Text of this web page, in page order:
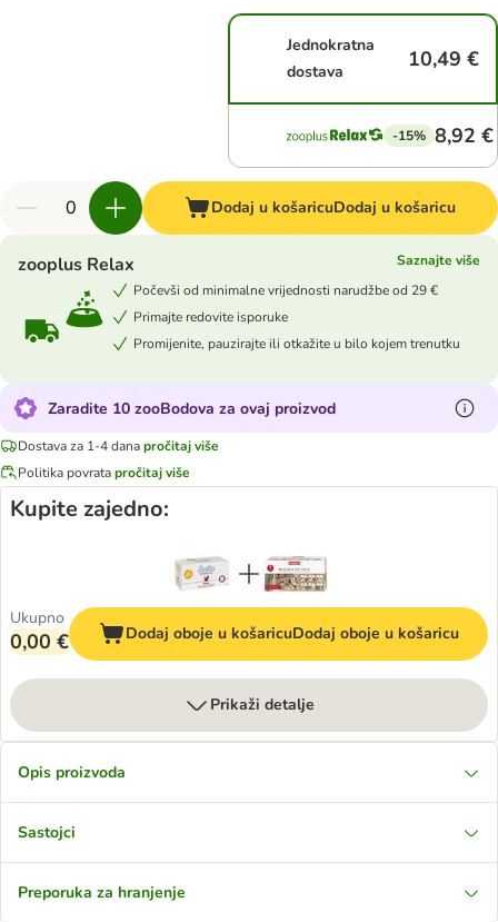
Jednokratna
dostava
10,49 €
-15% 8,92 €
Dodaj u košaricuDodaj u košaricu
zooplus Relax
Saznajte više
Počevši od minimalne vrijednosti narudžbe od 29 €
Primajte redovite isporuke
Promijenite, pauzirajte ili otkažite u bilo kojem trenutku
Zaradite 10 zooBodova za ovaj proizvod
Dostava za 1-4 danapročitaj više
Politika povratapročitaj više
Kupite zajedno:
Ukupno
0,00 € Dodaj oboje u košaricuDodaj oboje u košaricu
Prikaži detalje
Opis proizvoda
Sastojci
Preporuka za hranjenje